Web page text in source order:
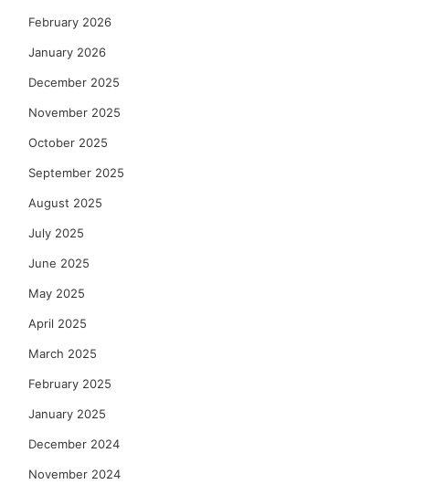
February 2026
January 2026
December 2025
November 2025
October 2025
September 2025
August 2025
July 2025
June 2025
May 2025
April 2025
March 2025
February 2025
January 2025
December 2024
November 2024